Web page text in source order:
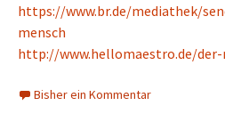
https://www.br.de/mediathek/
mensch
http://www.hellomaestro.de/der-
Bisher ein Kommentar